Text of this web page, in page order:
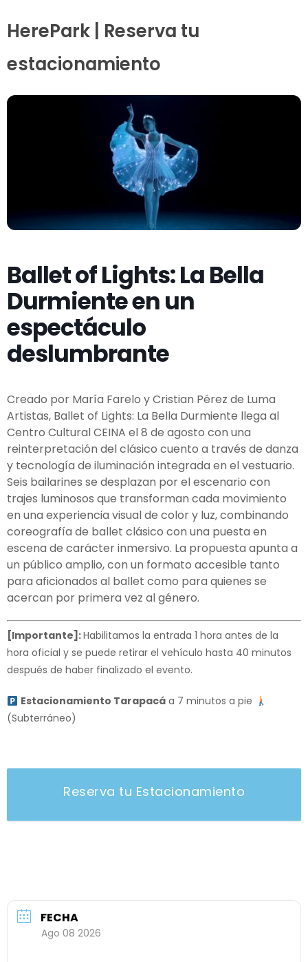
HerePark | Reserva tu
estacionamiento
Ballet of Lights: La Bella
Durmiente en un
espectáculo
deslumbrante
Creado por María Farelo y Cristian Pérez de Luma
Artistas, Ballet of Lights: La Bella Durmiente llega al
Centro Cultural CEINA el 8 de agosto con una
reinterpretación del clásico cuento a través de danza
y tecnología de iluminación integrada en el vestuario.
Seis bailarines se desplazan por el escenario con
trajes luminosos que transforman cada movimiento
en una experiencia visual de color y luz, combinando
coreografía de ballet clásico con una puesta en
escena de carácter inmersivo. La propuesta apunta a
un público amplio, con un formato accesible tanto
para aficionados al ballet como para quienes se
acercan por primera vez al género.
[Importante] :Habilitamos la entrada 1 hora antes de la
hora oficial y se puede retirar el vehículo hasta 40 minutos
después de haber finalizado el evento.
Estacionamiento Tarapacáa 7 minutos a pie
(Subterráneo)
Reserva tu Estacionamiento
FECHA
Ago 08 2026